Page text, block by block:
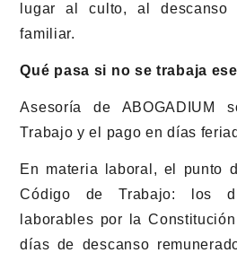
lugar al culto, al
familiar.
Qué pasa si no se trabaja
Asesoría de ABOGADIUM
Trabajo y el pago en días
En materia laboral, el punto
Código de Trabajo: los
laborables por la
días de descanso